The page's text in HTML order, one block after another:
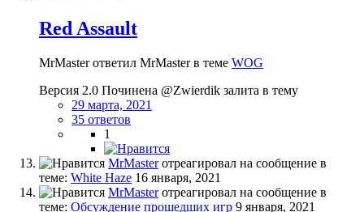
Red Assault
MrMaster ответил MrMaster в теме WOG
Версия 2.0 Починена @Zwierdik залита в тему
29 марта, 2021
35 ответов
1
MrMasterотреагировал на сообщение в
теме: White Haze 16 января, 2021
MrMasterотреагировал на сообщение в
теме: Обсуждение прошедших игр 9 января, 2021